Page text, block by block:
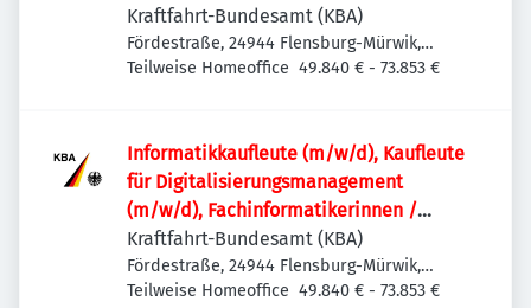
Kraftfahrt-Bundesamt (KBA)
Fördestraße, 24944 Flensburg-Mürwik,
Deutschland
Teilweise Homeoffice 49.840 € - 73.853 €
Informatik­kaufleute (m/w/d), Kaufleute
für Digitalisierungs­management
(m/w/d), Fachinformatikerinnen /
Fachinformatiker (m/w/d) oder
vergleichbare IT-Ausbildung für den IT-
Leitstand im Rechenzentrum
Kraftfahrt-Bundesamt (KBA)
Fördestraße, 24944 Flensburg-Mürwik,
Deutschland
Teilweise Homeoffice 49.840 € - 73.853 €